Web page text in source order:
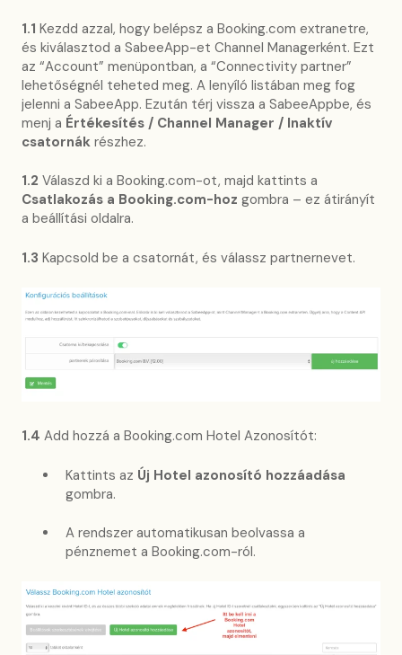
1.1 Kezdd azzal, hogy belépsz a Booking.com extranetre,
és kiválasztod a SabeeApp-et Channel Managerként. Ezt
az “Account” menüpontban, a “Connectivity partner”
lehetőségnél teheted meg. A lenyíló listában meg fog
jelenni a SabeeApp. Ezután térj vissza a SabeeAppbe, és
menj a Értékesítés / Channel Manager / Inaktív
csatornák részhez.
1.2 Válaszd ki a Booking.com-ot, majd kattints a
Csatlakozás a Booking.com-hoz gombra – ez átirányít
a beállítási oldalra.
1.3 Kapcsold be a csatornát, és válassz partnernevet.
1.4 Add hozzá a Booking.com Hotel Azonosítót:
Kattints az Új Hotel azonosító hozzáadása
gombra.
A rendszer automatikusan beolvassa a
pénznemet a Booking.com-ról.